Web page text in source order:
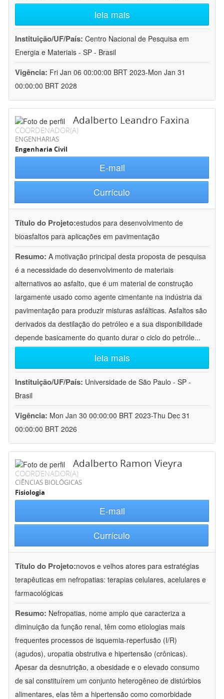
leia mais
Instituição/UF/País: Centro Nacional de Pesquisa em
Energia e Materiais - SP - Brasil
Vigência: Fri Jan 06 00:00:00 BRT 2023-Mon Jan 31
00:00:00 BRT 2028
Adalberto Leandro Faxina
COORDENADOR(A)
ENGENHARIAS
Engenharia Civil
E-mail
Currículo
Título do Projeto:estudos para desenvolvimento de
bioasfaltos para aplicações em pavimentação
Resumo: A motivação principal desta proposta de pesquisa
é a necessidade do desenvolvimento de materiais
alternativos ao asfalto, que é um material de construção
largamente usado como agente cimentante na indústria da
pavimentação para produzir misturas asfálticas. Asfaltos são
derivados da destilação do petróleo e a sua disponibilidade
depende basicamente do quanto durar o ciclo do petróle...
leia mais
Instituição/UF/País: Universidade de São Paulo - SP -
Brasil
Vigência: Mon Jan 30 00:00:00 BRT 2023-Thu Dec 31
00:00:00 BRT 2026
Adalberto Ramon Vieyra
COORDENADOR(A)
CIÊNCIAS BIOLÓGICAS
Fisiologia
E-mail
Currículo
Título do Projeto:novos e velhos atores para estratégias
terapêuticas em nefropatias: terapias celulares, acelulares e
farmacológicas
Resumo: Nefropatias, nome amplo que caracteriza a
diminuição da função renal, têm como etiologias mais
frequentes processos de isquemia-reperfusão (I/R)
(agudos), uropatia obstrutiva e hipertensão (crônicas).
Apesar da desnutrição, a obesidade e o elevado consumo
de sal constituírem um conjunto heterogêneo de distúrbios
alimentares, elas têm a hipertensão como comorbidade